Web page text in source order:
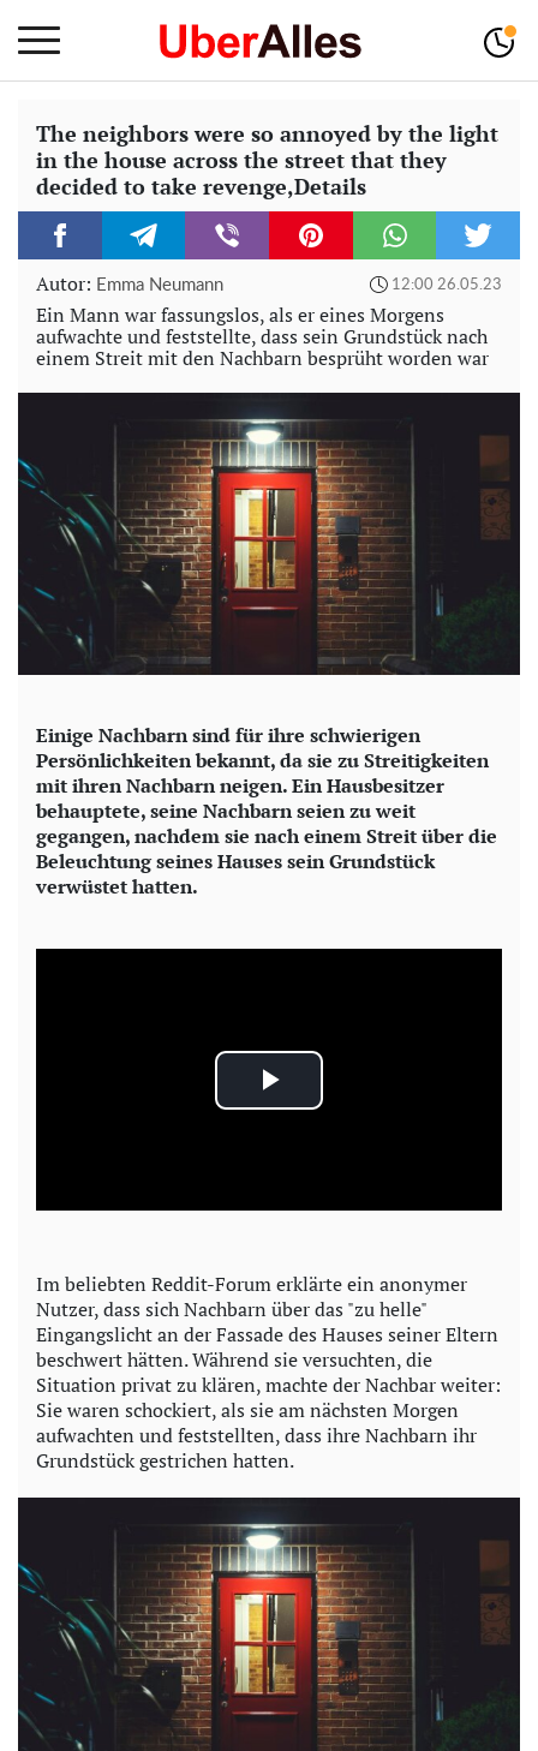
The neighbors were so annoyed by the light
in the house across the street that they
decided to take revenge,Details
Autor: Emma Neumann 12:00 26.05.23
Ein Mann war fassungslos, als er eines Morgens
aufwachte und feststellte, dass sein Grundstück nach
einem Streit mit den Nachbarn besprüht worden war
Einige Nachbarn sind für ihre schwierigen
Persönlichkeiten bekannt, da sie zu Streitigkeiten
mit ihren Nachbarn neigen. Ein Hausbesitzer
behauptete, seine Nachbarn seien zu weit
gegangen, nachdem sie nach einem Streit über die
Beleuchtung seines Hauses sein Grundstück
verwüstet hatten.
P
a
V
i
d
o
Im beliebten Reddit-Forum erklärte ein anonymer
Nutzer, dass sich Nachbarn über das "zu helle"
Eingangslicht an der Fassade des Hauses seiner Eltern
beschwert hätten. Während sie versuchten, die
Situation privat zu klären, machte der Nachbar weiter:
Sie waren schockiert, als sie am nächsten Morgen
aufwachten und feststellten, dass ihre Nachbarn ihr
Grundstück gestrichen hatten.